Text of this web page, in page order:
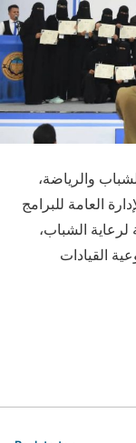
الشباب والرياضة،
العامة للبرامج
لرعاية الشباب،
القيادات